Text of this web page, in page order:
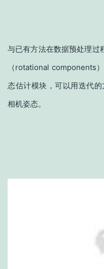
与已有方法在数据预处理过
（rotational components
态估计模块，可以用迭代
相机姿态。